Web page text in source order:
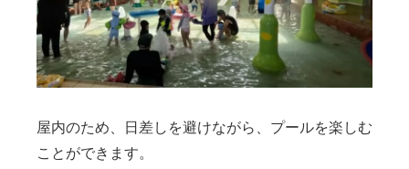
屋内のため、日差しを避けながら、プールを楽しむ
ことができます。